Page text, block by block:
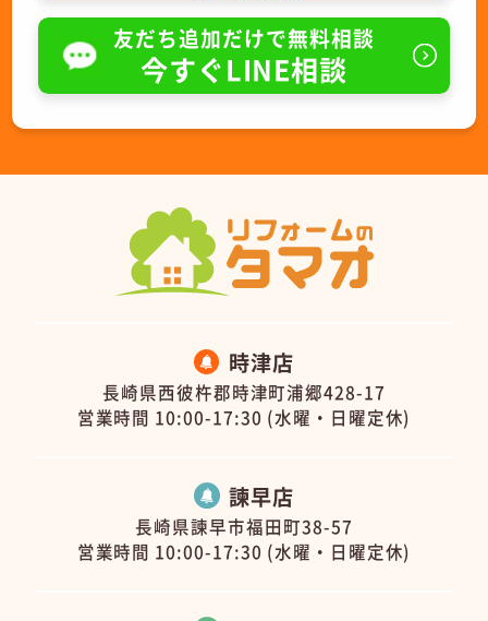
友だち追加だけで無料相談
今すぐLINE相談
時津店
長崎県西彼杵郡時津町浦郷428-17
営業時間 10:00-17:30 (水曜・日曜定休)
諫早店
長崎県諫早市福田町38-57
営業時間 10:00-17:30 (水曜・日曜定休)